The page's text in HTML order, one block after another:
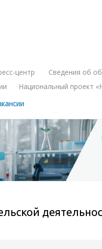
центр Сведения об
Национальный проект